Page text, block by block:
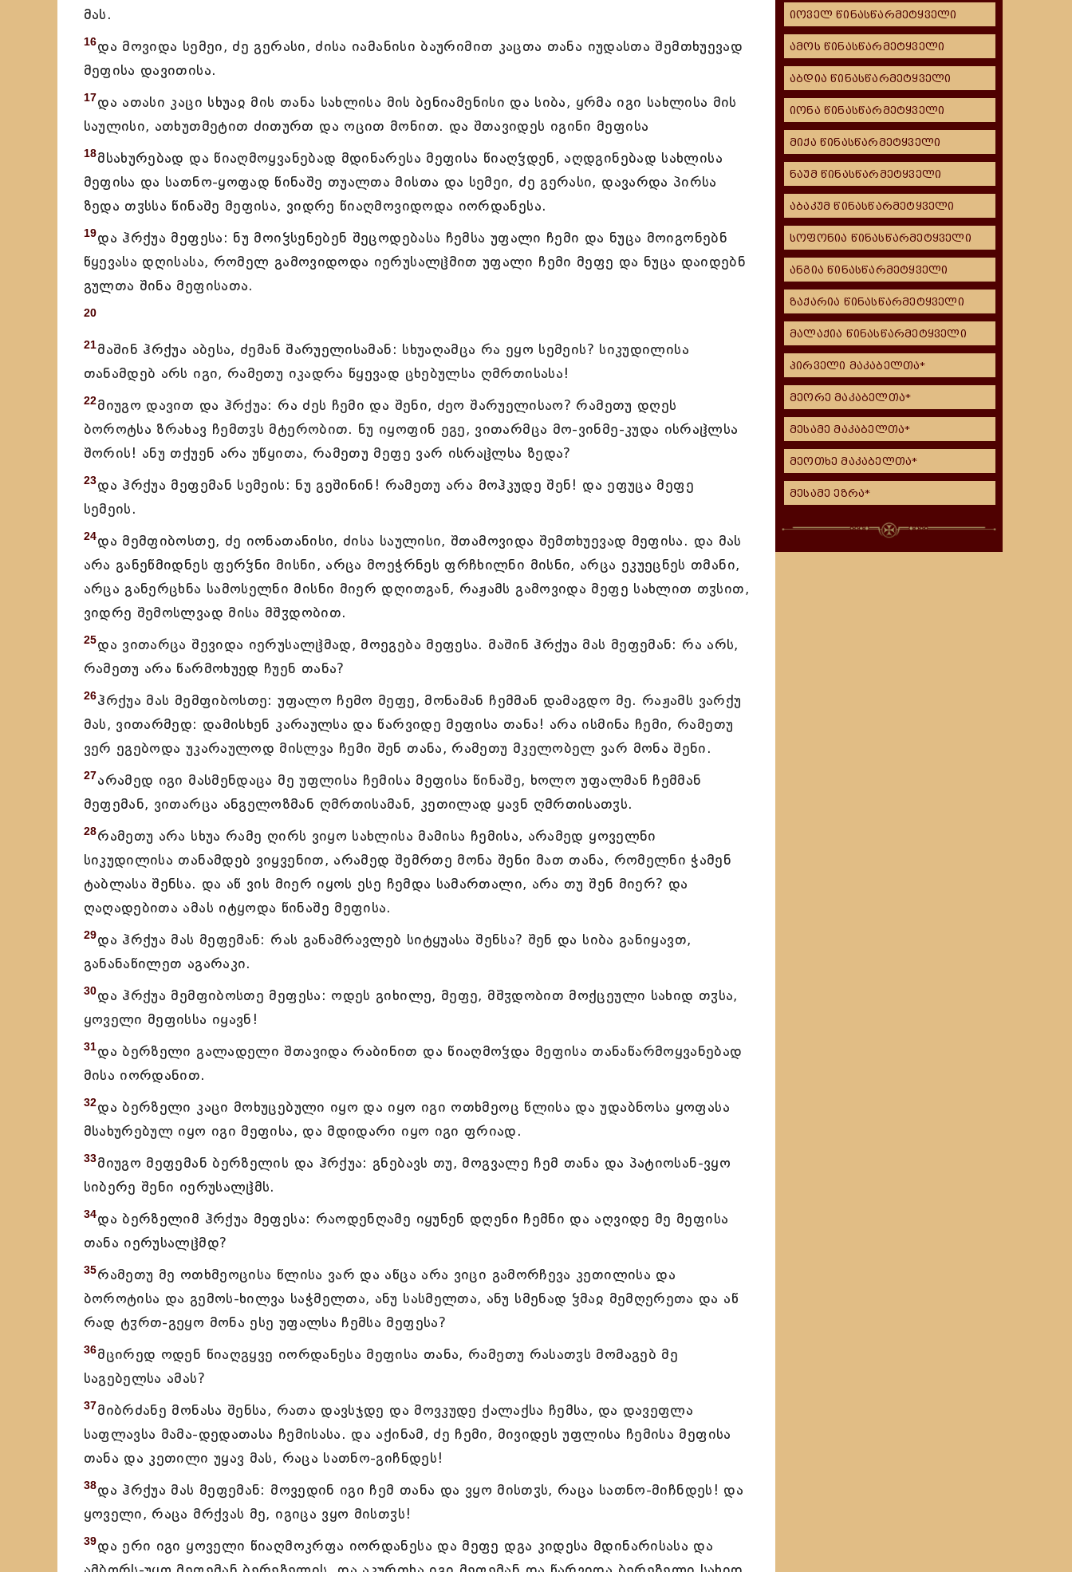
მას.
16და მოვიდა სემეი, ძე გერასი, ძისა იამანისი ბაურიმით კაცთა თანა იუდასთა შემთხუევად
მეფისა დავითისა.
17და ათასი კაცი სხუაჲ მის თანა სახლისა მის ბენიამენისი და სიბა, ყრმა იგი სახლისა მის
საულისი, ათხუთმეტით ძითურთ და ოცით მონით. და შთავიდეს იგინი მეფისა
18მსახურებად და წიაღმოყვანებად მდინარესა მეფისა წიაღჴდენ, აღდგინებად სახლისა
მეფისა და სათნო-ყოფად წინაშე თუალთა მისთა და სემეი, ძე გერასი, დავარდა პირსა
ზედა თჳსსა წინაშე მეფისა, ვიდრე წიაღმოვიდოდა იორდანესა.
19და ჰრქუა მეფესა: ნუ მოიჴსენებენ შეცოდებასა ჩემსა უფალი ჩემი და ნუცა მოიგონებნ
წყევასა დღისასა, რომელ გამოვიდოდა იერუსალჱმით უფალი ჩემი მეფე და ნუცა დაიდებნ
გულთა შინა მეფისათა.
20
21მაშინ ჰრქუა აბესა, ძემან შარუელისამან: სხუაღამცა რა ეყო სემეის? სიკუდილისა
თანამდებ არს იგი, რამეთუ იკადრა წყევად ცხებულსა ღმრთისასა!
22მიუგო დავით და ჰრქუა: რა ძეს ჩემი და შენი, ძეო შარუელისაო? რამეთუ დღეს
ბოროტსა ზრახავ ჩემთჳს მტერობით. ნუ იყოფინ ეგე, ვითარმცა მო-ვინმე-კუდა ისრაჱლსა
შორის! ანუ თქუენ არა უწყითა, რამეთუ მეფე ვარ ისრაჱლსა ზედა?
23და ჰრქუა მეფემან სემეის: ნუ გეშინინ! რამეთუ არა მოჰკუდე შენ! და ეფუცა მეფე
სემეის.
24და მემფიბოსთე, ძე იონათანისი, ძისა საულისი, შთამოვიდა შემთხუევად მეფისა. და მას
არა განეწმიდნეს ფერჴნი მისნი, არცა მოეჭრნეს ფრჩხილნი მისნი, არცა ეკუეცნეს თმანი,
არცა განერცხნა სამოსელნი მისნი მიერ დღითგან, რაჟამს გამოვიდა მეფე სახლით თჳსით,
ვიდრე შემოსლვად მისა მშჳდობით.
25და ვითარცა შევიდა იერუსალჱმად, მოეგება მეფესა. მაშინ ჰრქუა მას მეფემან: რა არს,
რამეთუ არა წარმოხუედ ჩუენ თანა?
26ჰრქუა მას მემფიბოსთე: უფალო ჩემო მეფე, მონამან ჩემმან დამაგდო მე. რაჟამს ვარქუ
მას, ვითარმედ: დამისხენ კარაულსა და წარვიდე მეფისა თანა! არა ისმინა ჩემი, რამეთუ
ვერ ეგებოდა უკარაულოდ მისლვა ჩემი შენ თანა, რამეთუ მკელობელ ვარ მონა შენი.
27არამედ იგი მასმენდაცა მე უფლისა ჩემისა მეფისა წინაშე, ხოლო უფალმან ჩემმან
მეფემან, ვითარცა ანგელოზმან ღმრთისამან, კეთილად ყავნ ღმრთისათჳს.
28რამეთუ არა სხუა რამე ღირს ვიყო სახლისა მამისა ჩემისა, არამედ ყოველნი
სიკუდილისა თანამდებ ვიყვენით, არამედ შემრთე მონა შენი მათ თანა, რომელნი ჭამენ
ტაბლასა შენსა. და აწ ვის მიერ იყოს ესე ჩემდა სამართალი, არა თუ შენ მიერ? და
ღაღადებითა ამას იტყოდა წინაშე მეფისა.
29და ჰრქუა მას მეფემან: რას განამრავლებ სიტყუასა შენსა? შენ და სიბა განიყავთ,
განანაწილეთ აგარაკი.
30და ჰრქუა მემფიბოსთე მეფესა: ოდეს გიხილე, მეფე, მშჳდობით მოქცეული სახიდ თჳსა,
ყოველი მეფისსა იყავნ!
31და ბერზელი გალადელი შთავიდა რაბინით და წიაღმოჴდა მეფისა თანაწარმოყვანებად
მისა იორდანით.
32და ბერზელი კაცი მოხუცებული იყო და იყო იგი ოთხმეოც წლისა და უდაბნოსა ყოფასა
მსახურებულ იყო იგი მეფისა, და მდიდარი იყო იგი ფრიად.
33მიუგო მეფემან ბერზელის და ჰრქუა: გნებავს თუ, მოგვალე ჩემ თანა და პატიოსან-ვყო
სიბერე შენი იერუსალჱმს.
34და ბერზელიმ ჰრქუა მეფესა: რაოდენღამე იყუნენ დღენი ჩემნი და აღვიდე მე მეფისა
თანა იერუსალჱმდ?
35რამეთუ მე ოთხმეოცისა წლისა ვარ და აწცა არა ვიცი გამორჩევა კეთილისა და
ბოროტისა და გემოს-ხილვა საჭმელთა, ანუ სასმელთა, ანუ სმენად ჴმაჲ მემღერეთა და აწ
რად ტჳრთ-გეყო მონა ესე უფალსა ჩემსა მეფესა?
36მცირედ ოდენ წიაღგყვე იორდანესა მეფისა თანა, რამეთუ რასათჳს მომაგებ მე
საგებელსა ამას?
37მიბრძანე მონასა შენსა, რათა დავსჯდე და მოვკუდე ქალაქსა ჩემსა, და დავეფლა
საფლავსა მამა-დედათასა ჩემისასა. და აქინამ, ძე ჩემი, მივიდეს უფლისა ჩემისა მეფისა
თანა და კეთილი უყავ მას, რაცა სათნო-გიჩნდეს!
38და ჰრქუა მას მეფემან: მოვედინ იგი ჩემ თანა და ვყო მისთჳს, რაცა სათნო-მიჩნდეს! და
ყოველი, რაცა მრქვას მე, იგიცა ვყო მისთჳს!
39და ერი იგი ყოველი წიაღმოკრფა იორდანესა და მეფე დგა კიდესა მდინარისასა და
იოველ წინასწარმეტყველი
ამოს წინასწარმეტყველი
აბდია წინასწარმეტყველი
იონა წინასწარმეტყველი
მიქა წინასწარმეტყველი
ნაუმ წინასწარმეტყველი
აბაკუმ წინასწარმეტყველი
სოფონია წინასწარმეტყველი
ანგია წინასწარმეტყველი
ზაქარია წინასწარმეტყველი
მალაქია წინასწარმეტყველი
პირველი მაკაბელთა*
მეორე მაკაბელთა*
მესამე მაკაბელთა*
მეოთხე მაკაბელთა*
მესამე ეზრა*